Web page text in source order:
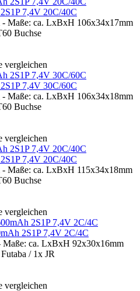
7,4V 20C/40C
- Maße: ca. LxBxH 106x34x17mm
Buchse
vergleichen
7,4V 30C/60C
- Maße: ca. LxBxH 106x34x18mm
Buchse
vergleichen
7,4V 20C/40C
Maße: ca. LxBxH 115x34x18mm
Buchse
vergleichen
2S1P 7,4V 2C/4C
Maße: ca. LxBxH 92x30x16mm
/ 1x JR
vergleichen